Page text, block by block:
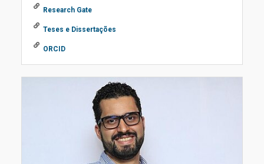
Research Gate
Teses e Dissertações
ORCID